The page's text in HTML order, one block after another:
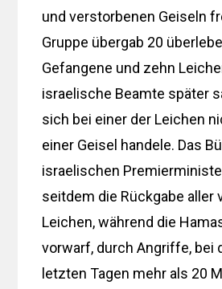
und verstorbenen Geiseln
Gruppe übergab 20
Gefangene und zehn
israelische Beamte später
sich bei einer der Leichen
einer Geisel handele. Das
israelischen
seitdem die Rückgabe aller
Leichen, während die
vorwarf, durch Angriffe, bei
letzten Tagen mehr als 20